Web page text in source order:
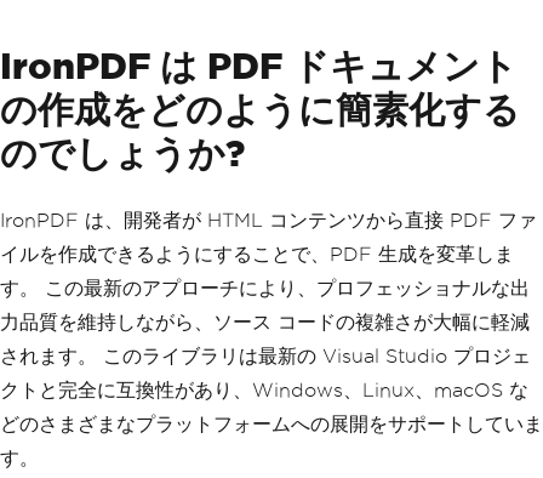
IronPDF は PDF ドキュメント
の作成をどのように簡素化する
のでしょうか?
IronPDF は、開発者が HTML コンテンツから直接 PDF ファ
イルを作成できるようにすることで、PDF 生成を変革しま
す。 この最新のアプローチにより、プロフェッショナルな出
力品質を維持しながら、ソース コードの複雑さが大幅に軽減
されます。 このライブラリは最新の Visual Studio プロジェ
クトと完全に互換性があり、Windows、Linux、macOS な
どのさまざまなプラットフォームへの展開をサポートしていま
す。